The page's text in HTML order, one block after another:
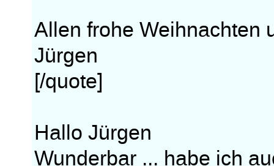
Allen frohe Weihnachten
Jürgen
[/quote]
Hallo Jürgen
Wunderbar ... habe ich